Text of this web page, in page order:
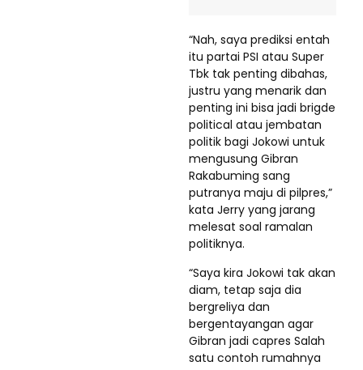
“Nah, saya prediksi entah
itu partai PSI atau Super
Tbk tak penting dibahas,
justru yang menarik dan
penting ini bisa jadi brigde
political atau jembatan
politik bagi Jokowi untuk
mengusung Gibran
Rakabuming sang
putranya maju di pilpres,”
kata Jerry yang jarang
melesat soal ramalan
politiknya.
“Saya kira Jokowi tak akan
diam, tetap saja dia
bergreliya dan
bergentayangan agar
Gibran jadi capres Salah
satu contoh rumahnya